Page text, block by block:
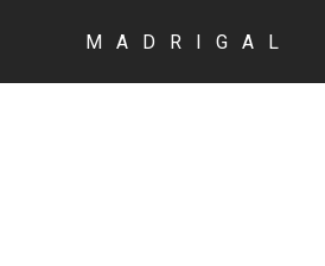
MADRIGAL